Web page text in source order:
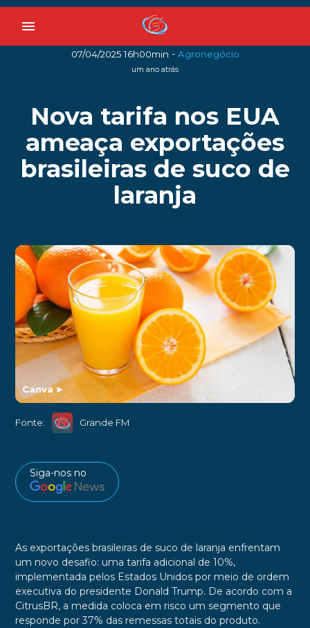
menu
07/04/2025 16h00min - Agronegócio
um ano atrás
Nova tarifa nos EUA
ameaça exportações
brasileiras de suco de
laranja
Canva►
Fonte: Grande FM
Siga-nos no
As exportações brasileiras de suco de laranja enfrentam
um novo desafio: uma tarifa adicional de 10%,
implementada pelos Estados Unidos por meio de ordem
executiva do presidente Donald Trump. De acordo com a
CitrusBR, a medida coloca em risco um segmento que
responde por 37% das remessas totais do produto.